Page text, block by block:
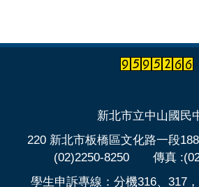
新北市立中山國民
220 新北市板橋區文化路一段
(02)2250-8250 傳真
學生申訴專線：分機316、317